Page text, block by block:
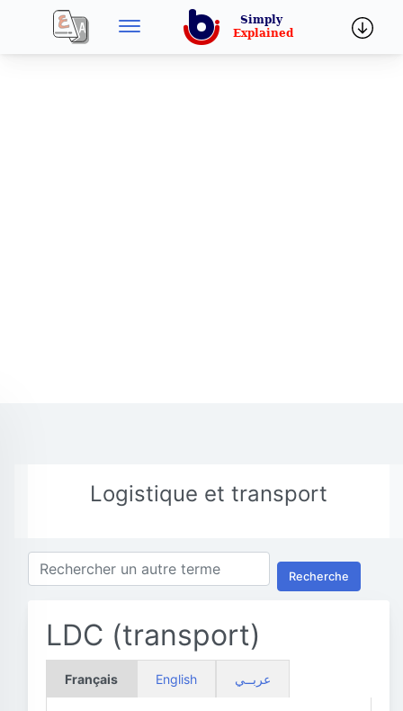
Logistique et transport
Recherche
LDC (transport)
Français English عربــي